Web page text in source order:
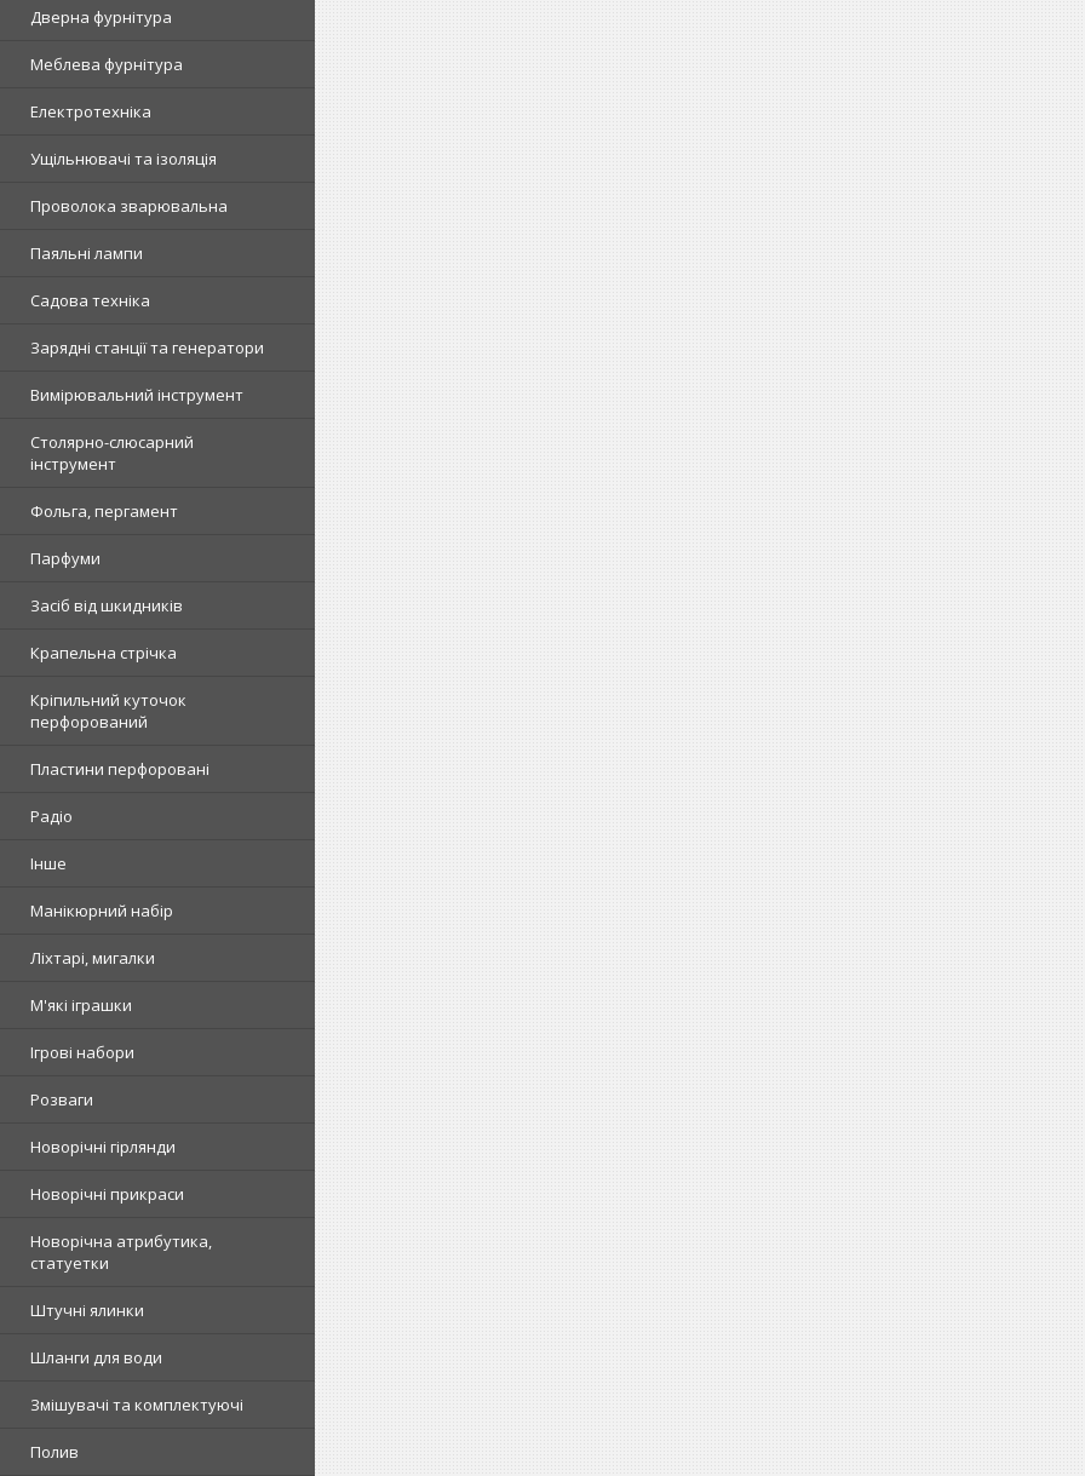
Дверна фурнітура
Меблева фурнітура
Електротехніка
Ущільнювачі та ізоляція
Проволока зварювальна
Паяльні лампи
Садова техніка
Зарядні станції та генератори
Вимірювальний інструмент
Столярно-слюсарний
інструмент
Фольга, пергамент
Парфуми
Засіб від шкидників
Крапельна стрічка
Кріпильний куточок
перфорований
Пластини перфоровані
Радіо
Інше
Манікюрний набір
Ліхтарі, мигалки
М'які іграшки
Ігрові набори
Розваги
Новорічні гірлянди
Новорічні прикраси
Новорічна атрибутика,
статуетки
Штучні ялинки
Шланги для води
Змішувачі та комплектуючі
Полив